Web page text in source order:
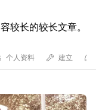
较长的较长文章。
个人资料 建立